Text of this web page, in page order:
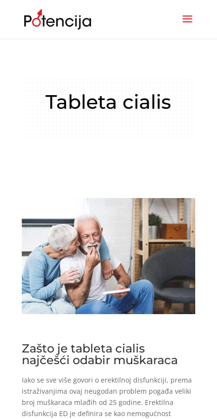
Tableta cialis
Zašto je tableta cialis
najčešći odabir muškaraca
Iako se sve više govori o erektilnoj disfunkciji, prema
istraživanjima ovaj neugodan problem pogađa veliki
broj muškaraca mlađih od 25 godine. Erektilna
disfunkcija ED je definira se kao nemogućnost